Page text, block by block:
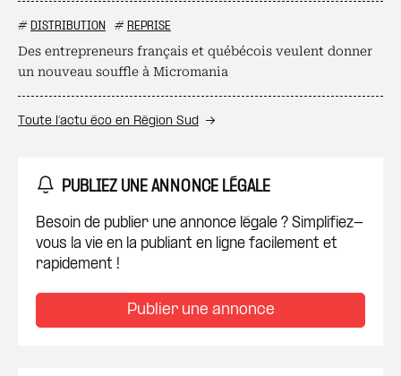
# DISTRIBUTION # REPRISE
Des entrepreneurs français et québécois veulent donner
un nouveau souffle à Micromania
Toute l’actu éco en Région Sud
PUBLIEZ UNE ANNONCE LÉGALE
Besoin de publier une annonce légale ? Simplifiez-
vous la vie en la publiant en ligne facilement et
rapidement !
Publier une annonce